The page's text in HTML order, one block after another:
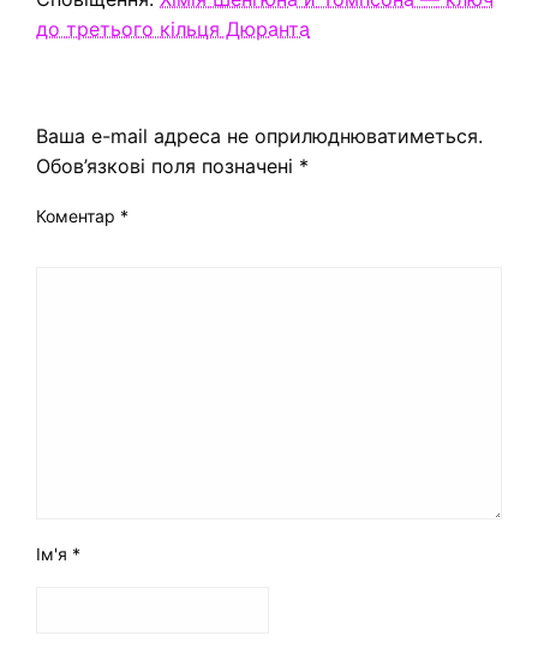
до третього кільця Дюранта
Ваша e-mail адреса не оприлюднюватиметься.
Обов’язкові поля позначені *
Коментар *
Ім'я *